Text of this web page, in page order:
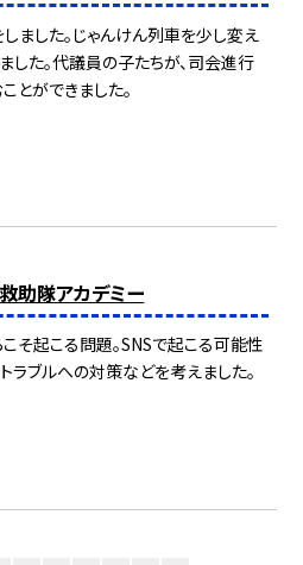
しました。じゃんけん列車を少し変え
した。代議員の子たちが、司会進行
とができました。
隊アカデミー
そ起こる問題。SNSで起こる可能性
ラブルへの対策などを考えました。